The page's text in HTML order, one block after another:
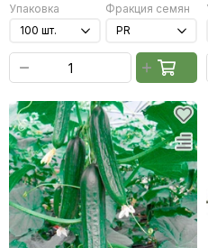
Земляника
Микрозелень - семена для
Фасоль
Фенхель
Упаковка
Фракция семян